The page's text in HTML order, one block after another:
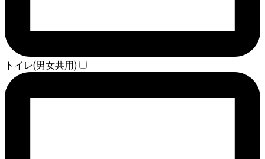
トイレ(男女共用)